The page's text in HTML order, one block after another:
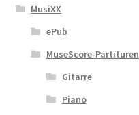
MusiXX
ePub
MuseScore-Partituren
Gitarre
Piano